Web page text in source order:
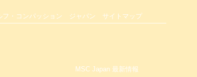
フ・コンパッション ジャパン サイトマップ
MSC Japan 最新情報